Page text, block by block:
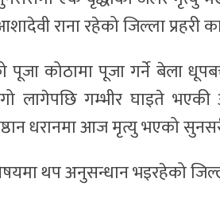
राना रहेको जिल्ला
कोठामा पूजा गर्ने बेला
लागेपछि गम्भीर घाइते भएकी
धरानमा आज मृत्यु भएको
थप अनुसन्धान भइरहेको